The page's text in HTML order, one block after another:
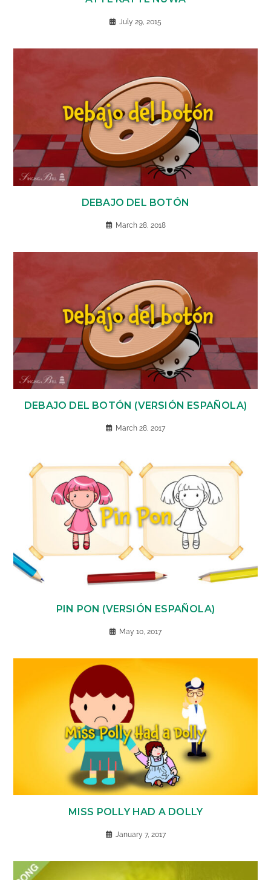
July 29, 2015
DEBAJO DEL BOTÓN
March 28, 2018
DEBAJO DEL BOTÓN (VERSIÓN ESPAÑOLA)
March 28, 2017
PIN PON (VERSIÓN ESPAÑOLA)
May 10, 2017
MISS POLLY HAD A DOLLY
January 7, 2017